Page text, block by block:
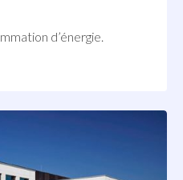
d’énergie.